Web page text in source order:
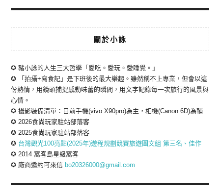
關於小詠
✪ 豬小詠的人生三大哲學「愛吃。愛玩。愛睡覺。」
✪ 「拍攝+寫食記」是下班後的最大樂趣。雖然稱不上專業，但會以這
份熱情，用鏡頭捕捉感動味蕾的瞬間，用文字記錄每一次旅行的風景與
心情。
✪ 攝影裝備清單：目前手機(vivo X90pro)為主，相機(Canon 6D)為輔
✪ 2026食尚玩家駐站部落客
✪ 2025食尚玩家駐站部落客
✪ 台灣觀光100亮點(2025年)遊程規劃競賽旅遊圖文組 第三名、佳作
✪ 2014 窩客島星級窩客
✪ 廠商邀約可來信 bo20326000@gmail.com